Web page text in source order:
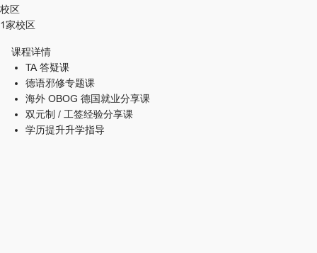
校区
1家校区
课程详情
TA 答疑课
德语邪修专题课
海外 OBOG 德国就业分享课
双元制 / 工签经验分享课
学历提升升学指导